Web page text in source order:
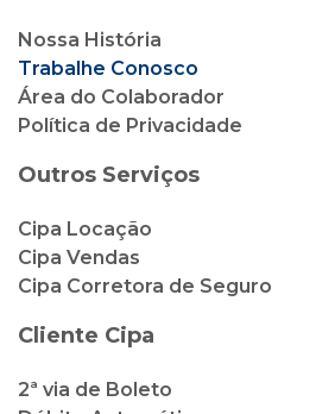
Nossa História
Trabalhe Conosco
Área do Colaborador
Política de Privacidade
Outros Serviços
Cipa Locação
Cipa Vendas
Cipa Corretora de Seguro
Cliente Cipa
2ª via de Boleto